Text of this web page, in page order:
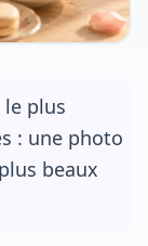
le plus
: une photo
beaux